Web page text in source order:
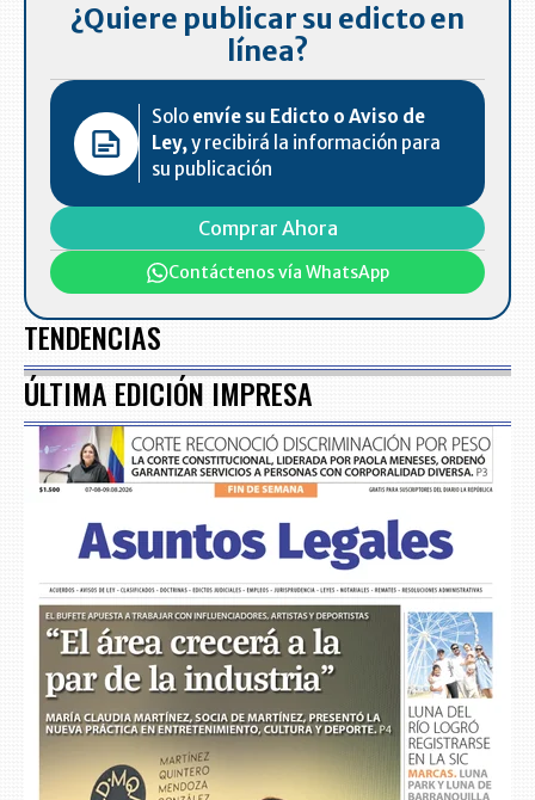
¿Quiere publicar su edicto en
línea?
Solo envíe su Edicto o Aviso de
Ley,y recibirá la información para
su publicación
Comprar Ahora
Contáctenos vía WhatsApp
TENDENCIAS
ÚLTIMA EDICIÓN IMPRESA